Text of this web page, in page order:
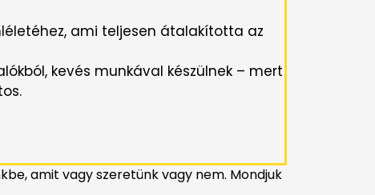
ami teljesen átalakította az
kevés munkával készülnek – mert
amit vagy szeretünk vagy nem. Mondjuk